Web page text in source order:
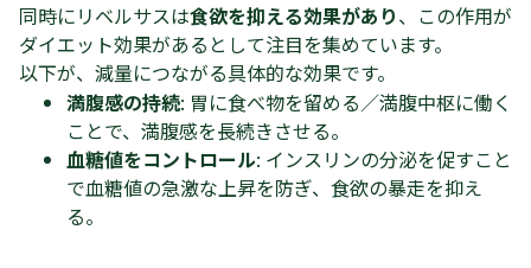
同時にリベルサスは食欲を抑える効果があり、この作用が
ダイエット効果があるとして注目を集めています。
以下が、減量につながる具体的な効果です。
満腹感の持続: 胃に食べ物を留める／満腹中枢に働く
ことで、満腹感を長続きさせる。
血糖値をコントロール: インスリンの分泌を促すこと
で血糖値の急激な上昇を防ぎ、食欲の暴走を抑え
る。